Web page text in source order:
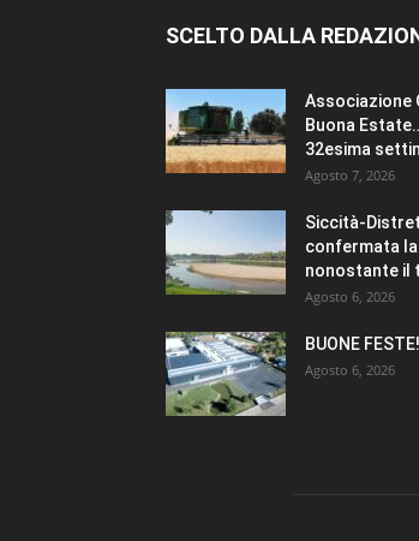
SCELTO DALLA
Associazione
Buona
32esima
Agosto 7, 2026
Siccità-
confermata la
nonostante il
Agosto 6, 2026
BUONE FESTE!
Agosto 6, 2026